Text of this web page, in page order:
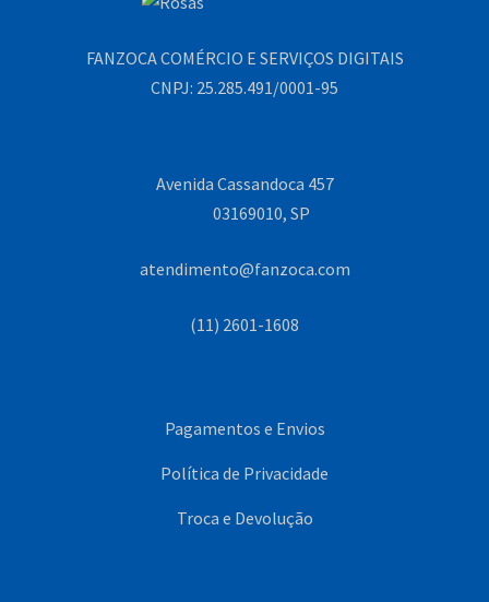
FANZOCA COMÉRCIO E SERVIÇOS DIGITAIS
CNPJ: 25.285.491/0001-95
Avenida Cassandoca 457
03169010, SP
atendimento@fanzoca.com
(11) 2601-1608
Pagamentos e Envios
Política de Privacidade
Troca e Devolução